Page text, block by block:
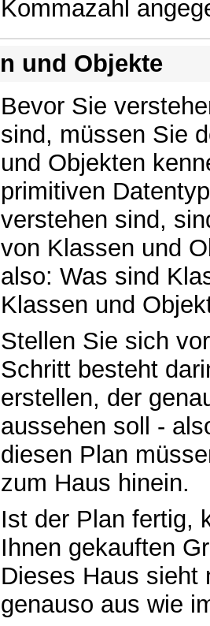
Kommazahl
und Objekte
Bevor Sie
sind, müssen Sie
und Objekten
primitiven
verstehen sind,
von Klassen und
also: Was sind
Klassen und
Stellen Sie sich
Schritt besteht
erstellen, der
aussehen soll -
diesen Plan
zum Haus hinein.
Ist der Plan fertig,
Ihnen gekauften
Dieses Haus sieht
genauso aus wie